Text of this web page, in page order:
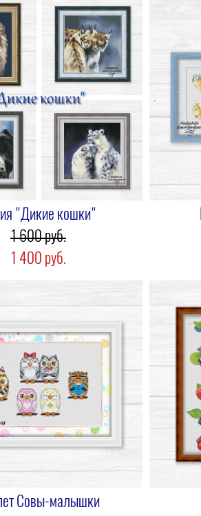
"Дикие кошки"
1 600 pуб.
1 400 pуб.
Совы-малышки